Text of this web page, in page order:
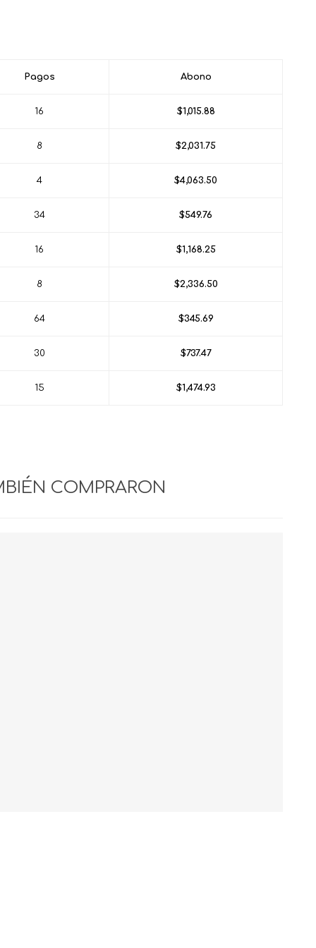
Pagos Abono
16 $1,015.88
8 $2,031.75
4 $4,063.50
34 $549.76
16 $1,168.25
8 $2,336.50
64 $345.69
30 $737.47
15 $1,474.93
COMPRARON